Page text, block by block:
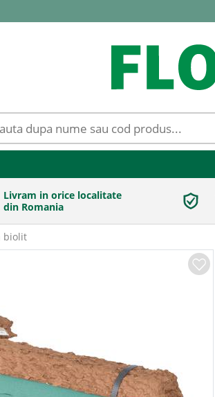
Livram in orice localitate
din Romania
biolit